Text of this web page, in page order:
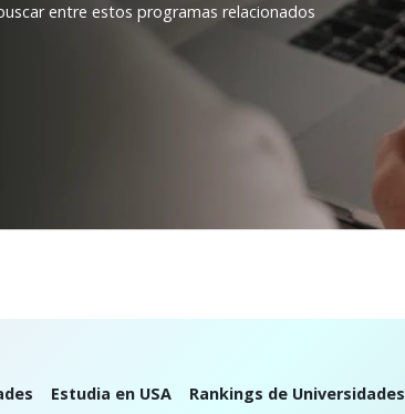
entre estos programas relacionados
Estudia en USA Rankings de Universidades